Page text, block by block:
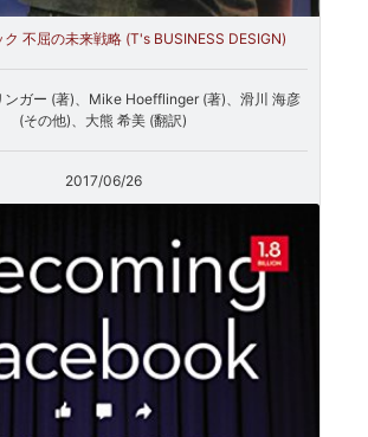
ク 不屈の未来戦略 (T's BUSINESS DESIGN)
ンガー (著)、Mike Hoefflinger (著)、滑川 海彦
(その他)、大熊 希美 (翻訳)
2017/06/26